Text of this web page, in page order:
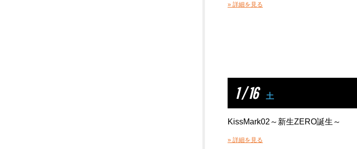
» 詳細を見る
1 / 16 土
KissMark02～新生ZERO誕生～
» 詳細を見る